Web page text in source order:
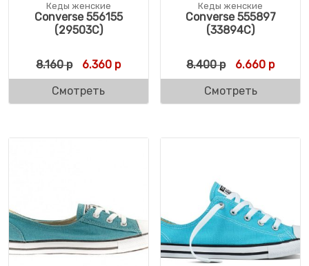
Кеды женские
Converse 556155
(29503C)
8.160р Первоначальная цена составляла 8.160 р.
6.360 рТекущая цена: 6.360 р.
Смотреть
Кеды женские
Converse 555897
(33894C)
8.400р 6.660 р
Смотреть